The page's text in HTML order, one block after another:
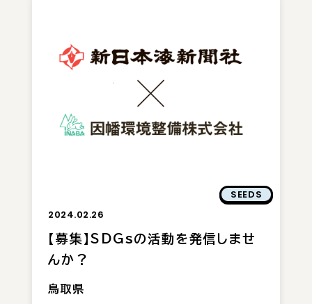
SEEDS
2024.02.26
【募集】SDGsの活動を発信しませ
んか？
鳥取県